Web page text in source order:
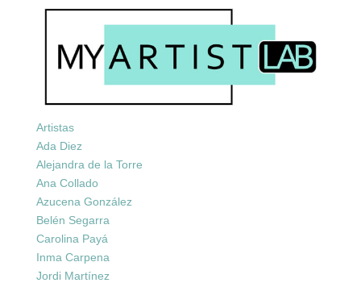
Artistas
Ada Diez
Alejandra de la Torre
Ana Collado
Azucena González
Belén Segarra
Carolina Payá
Inma Carpena
Jordi Martínez